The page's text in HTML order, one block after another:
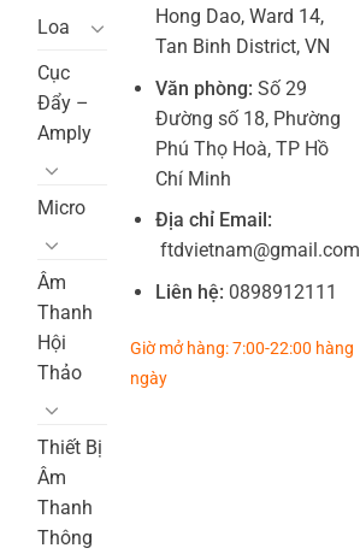
Loa
Cục
Đẩy –
Amply
Micro
Âm
Thanh
Hội
Thảo
Thiết Bị
Âm
Thanh
Thông
Hong Dao, Ward 14,
Tan Binh District, VN
Văn phòng: Số 29
Đường số 18, Phường
Phú Thọ Hoà, TP Hồ
Chí Minh
Địa chỉ Email:
ftdvietnam@gmail.com
Liên hệ: 0898912111
Giờ mở hàng: 7:00-22:00 hàng
ngày